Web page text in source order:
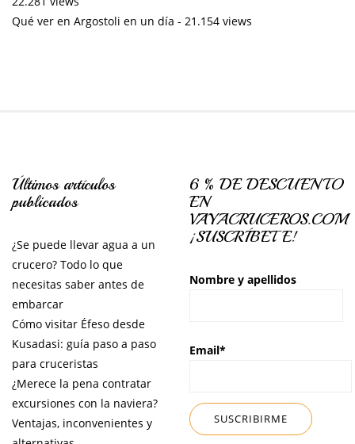
Qué ver en Argostoli en un día - 21.154 views
Últimos artículos
publicados
¿Se puede llevar agua a un
crucero? Todo lo que
necesitas saber antes de
embarcar
Cómo visitar Éfeso desde
Kusadasi: guía paso a paso
para cruceristas
¿Merece la pena contratar
excursiones con la naviera?
Ventajas, inconvenientes y
6 % DE DESCUENTO
EN
VAYACRUCEROS.COM
¡SUSCRÍBETE!
Nombre y apellidos
Email*